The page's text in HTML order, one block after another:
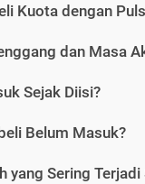
Kuota dengan
dan Masa
Sejak Diisi?
Belum Masuk?
yang Sering